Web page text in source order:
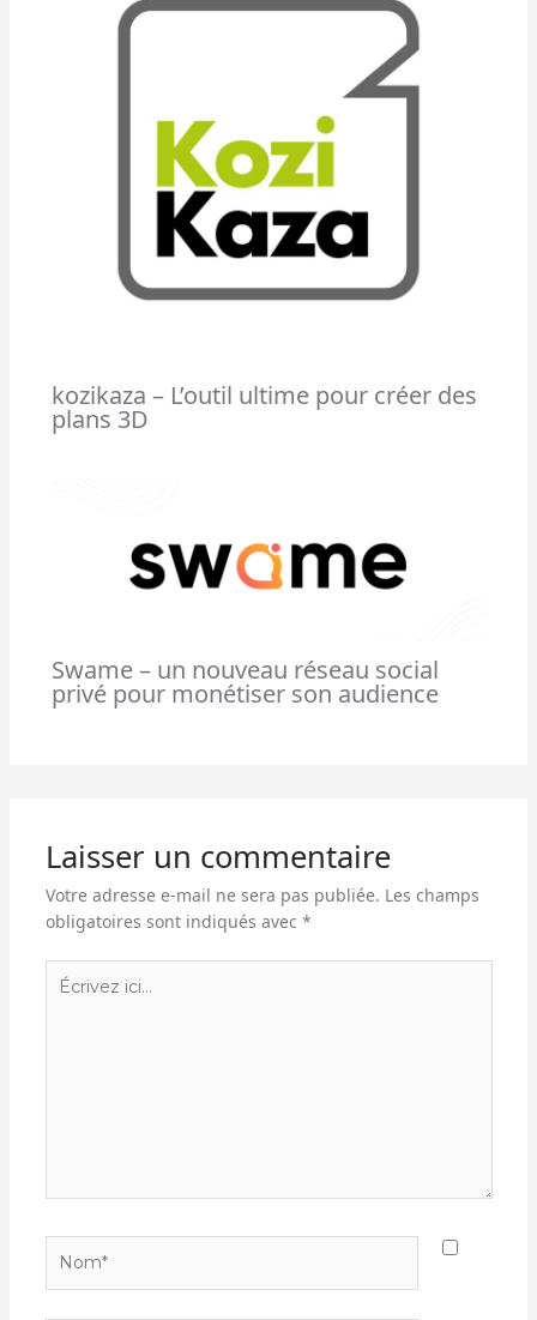
kozikaza – L’outil ultime pour créer des
plans 3D
Swame – un nouveau réseau social
privé pour monétiser son audience
Laisser un commentaire
Votre adresse e-mail ne sera pas publiée. Les champs
obligatoires sont indiqués avec *
Écrivez
ici…